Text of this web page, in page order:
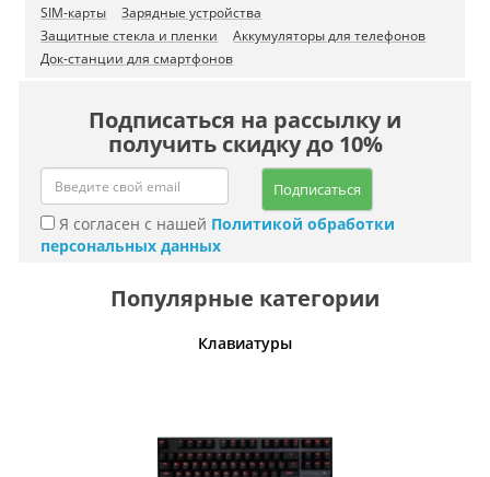
SIM-карты
Зарядные устройства
Защитные стекла и пленки
Аккумуляторы для телефонов
Док-станции для смартфонов
Подписаться на рассылку и
получить скидку до 10%
Подписаться
Я согласен с нашей Политикой обработки
персональных данных
Популярные категории
Клавиатуры